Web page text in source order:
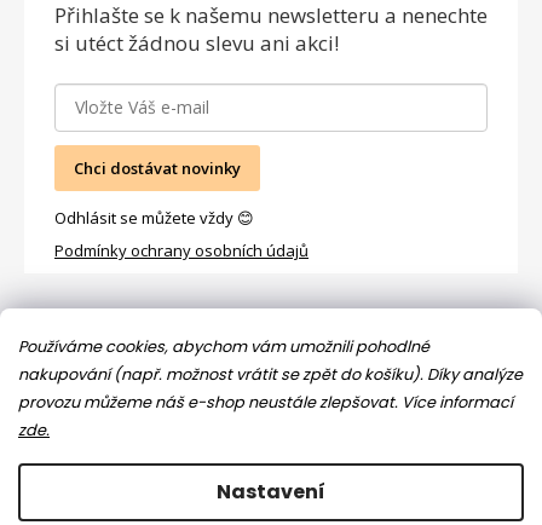
Používáme cookies, abychom vám umožnili pohodlné
nakupování (např. možnost vrátit se zpět do košíku). Díky analýze
provozu můžeme náš e-shop neustále zlepšovat. Více informací
zde.
Nastavení
Přihlašte se k našemu newsletteru a nenechte
si utéct žádnou slevu ani akci!
Chci dostávat novinky
Odhlásit se můžete vždy 😊
Podmínky ochrany osobních údajů
Facebook